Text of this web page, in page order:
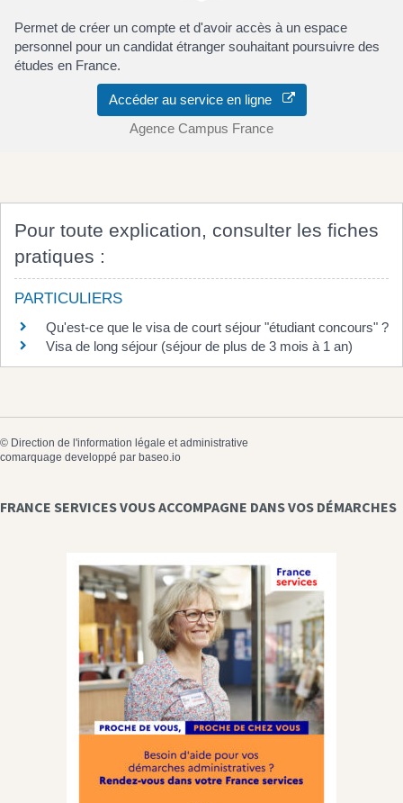
Permet de créer un compte et d'avoir accès à un espace
personnel pour un candidat étranger souhaitant poursuivre des
études en France.
Accéder au service en ligne
Agence Campus France
Pour toute explication, consulter les fiches
pratiques :
PARTICULIERS
Qu'est-ce que le visa de court séjour "étudiant concours" ?
Visa de long séjour (séjour de plus de 3 mois à 1 an)
© Direction de l'information légale et administrative
comarquage developpé par baseo.io
FRANCE SERVICES VOUS ACCOMPAGNE DANS VOS DÉMARCHES